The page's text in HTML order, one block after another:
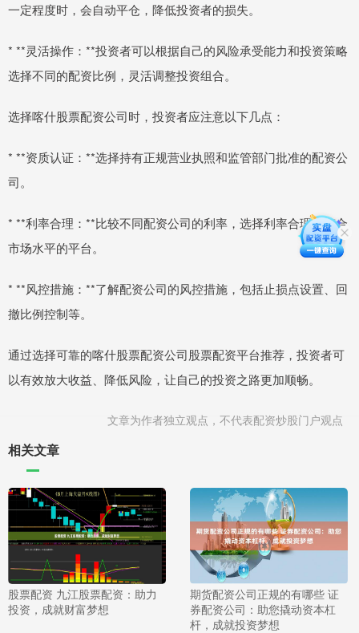
一定程度时，会自动平仓，降低投资者的损失。
* **灵活操作：**投资者可以根据自己的风险承受能力和投资策略
选择不同的配资比例，灵活调整投资组合。
选择喀什股票配资公司时，投资者应注意以下几点：
* **资质认证：**选择持有正规营业执照和监管部门批准的配资公
司。
* **利率合理：**比较不同配资公司的利率，选择利率合理、符合
市场水平的平台。
* **风控措施：**了解配资公司的风控措施，包括止损点设置、回
撤比例控制等。
通过选择可靠的喀什股票配资公司股票配资平台推荐，投资者可
以有效放大收益、降低风险，让自己的投资之路更加顺畅。
文章为作者独立观点，不代表配资炒股门户观点
相关文章
股票配资 九江股票配资：助力
投资，成就财富梦想
期货配资公司正规的有哪些 证
券配资公司：助您撬动资本杠
杆，成就投资梦想